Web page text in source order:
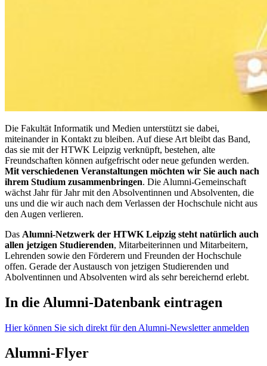
Die Fakultät Informatik und Medien unterstützt sie dabei,
miteinander in Kontakt zu bleiben. Auf diese Art bleibt das Band,
das sie mit der HTWK Leipzig verknüpft, bestehen, alte
Freundschaften können aufgefrischt oder neue gefunden werden.
Mit verschiedenen Veranstaltungen möchten wir Sie auch nach
ihrem Studium zusammenbringen. Die Alumni-Gemeinschaft
wächst Jahr für Jahr mit den Absolventinnen und Absolventen, die
uns und die wir auch nach dem Verlassen der Hochschule nicht aus
den Augen verlieren.
Das Alumni-Netzwerk der HTWK Leipzig steht natürlich auch
allen jetzigen Studierenden, Mitarbeiterinnen und Mitarbeitern,
Lehrenden sowie den Förderern und Freunden der Hochschule
offen. Gerade der Austausch von jetzigen Studierenden und
Abolventinnen und Absolventen wird als sehr bereichernd erlebt.
In die Alumni-Datenbank eintragen
Hier können Sie sich direkt für den Alumni-Newsletter anmelden
Alumni-Flyer